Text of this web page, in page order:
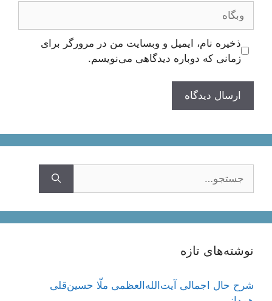
وبگاه
ذخیره نام، ایمیل و وبسایت من در مرورگر برای
زمانی که دوباره دیدگاهی می‌نویسم.
نوشته‌های تازه
شرح حال اجمالی آیت‌الله‌العظمی ملّا حسین‌قلی